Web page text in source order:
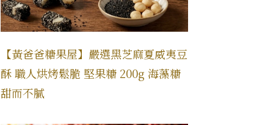
【黃爸爸糖果屋】嚴選黑芝麻夏威夷豆
酥 職人烘烤鬆脆 堅果糖 200g 海藻糖
甜而不膩